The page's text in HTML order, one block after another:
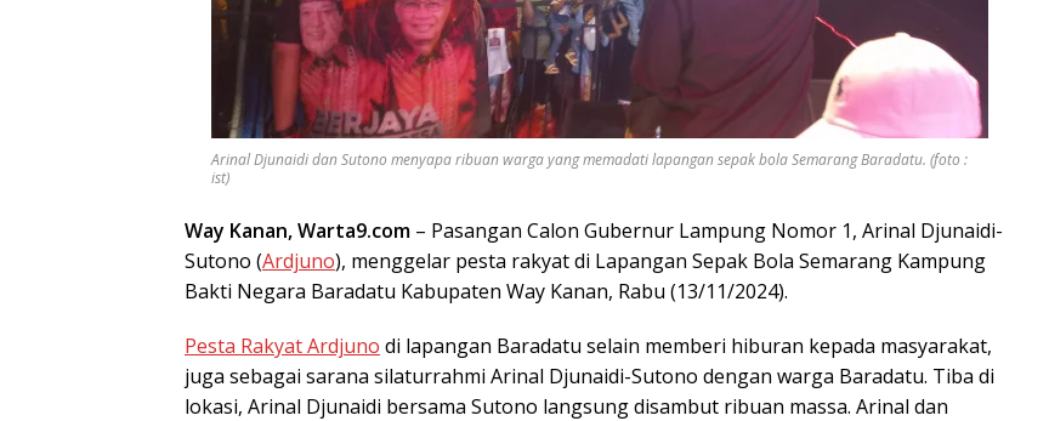
Arinal Djunaidi dan Sutono menyapa ribuan warga yang memadati lapangan sepak bola Semarang Baradatu. (foto :
ist)
Way Kanan, Warta9.com – Pasangan Calon Gubernur Lampung Nomor 1, Arinal Djunaidi-
Sutono (Ardjuno), menggelar pesta rakyat di Lapangan Sepak Bola Semarang Kampung
Bakti Negara Baradatu Kabupaten Way Kanan, Rabu (13/11/2024).
Pesta Rakyat Ardjuno di lapangan Baradatu selain memberi hiburan kepada masyarakat,
juga sebagai sarana silaturrahmi Arinal Djunaidi-Sutono dengan warga Baradatu. Tiba di
lokasi, Arinal Djunaidi bersama Sutono langsung disambut ribuan massa. Arinal dan